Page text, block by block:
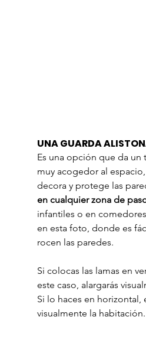
UNA GUARDA
Es una opción que da un
muy acogedor al
decora y protege las
en cualquier zona de
infantiles o en
en esta foto, donde es
rocen las paredes.
Si colocas las lamas en
este caso, alargarás
Si lo haces en horizontal,
visualmente la habitación.